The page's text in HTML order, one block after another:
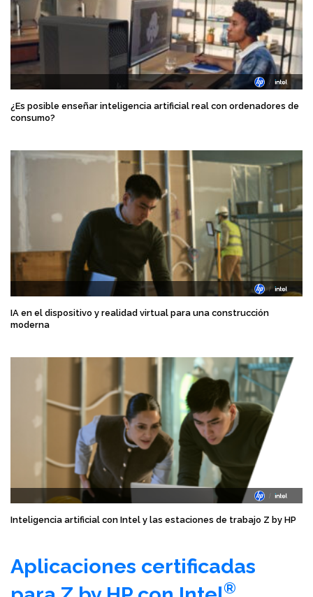
¿Es posible enseñar inteligencia artificial real con ordenadores de
consumo?
IA en el dispositivo y realidad virtual para una construcción
moderna
Inteligencia artificial con Intel y las estaciones de trabajo Z by HP
Aplicaciones certificadas
®